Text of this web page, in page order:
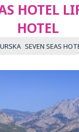
HOTEL
HOTEL
SEVEN SEAS